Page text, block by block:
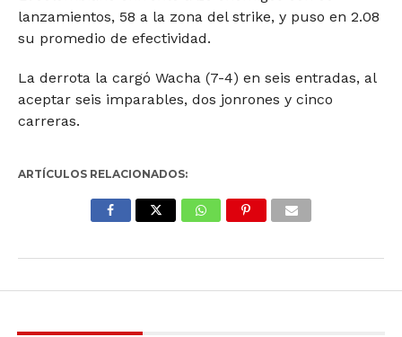
lanzamientos, 58 a la zona del strike, y puso en 2.08
su promedio de efectividad.
La derrota la cargó Wacha (7-4) en seis entradas, al
aceptar seis imparables, dos jonrones y cinco
carreras.
ARTÍCULOS RELACIONADOS: